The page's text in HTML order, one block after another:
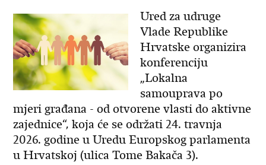
Ured za udruge
Vlade Republike
Hrvatske organizira
konferenciju
„Lokalna
samouprava po
mjeri građana - od otvorene vlasti do aktivne
zajednice“, koja će se održati 24. travnja
2026. godine u Uredu Europskog parlamenta
u Hrvatskoj (ulica Tome Bakača 3).